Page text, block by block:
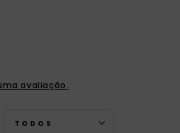
avaliação.
TODOS